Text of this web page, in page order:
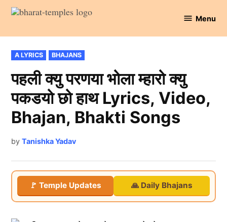
Skip
content
Temples
Menu
POSTED
IN
A LYRICS BHAJANS
पहली क्यु परणया भोला म्हारो क्यु
पकडयो छो हाथ Lyrics, Video,
Bhajan, Bhakti Songs
by Tanishka Yadav
🚩 Temple Updates 🙏 Daily Bhajans